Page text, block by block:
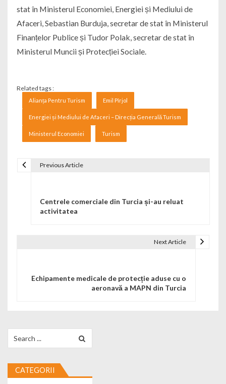
stat în Ministerul Economiei, Energiei și Mediului de
Afaceri, Sebastian Burduja, secretar de stat în Ministerul
Finanțelor Publice și Tudor Polak, secretar de stat în
Ministerul Muncii și Protecției Sociale.
Related tags :
Alianța Pentru Turism Emil Pîrjol
Energiei și Mediului de Afaceri – Direcția Generală Turism
Ministerul Economiei Turism
Previous Article
Centrele comerciale din Turcia și-au reluat
activitatea
Next Article
Echipamente medicale de protecție aduse cu o
aeronavă a MAPN din Turcia
CATEGORII